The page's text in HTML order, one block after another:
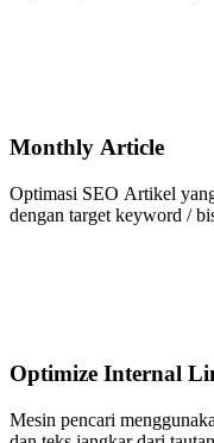
Monthly Article
Optimasi SEO Artikel
dengan target keyword /
Optimize Internal
Mesin pencari